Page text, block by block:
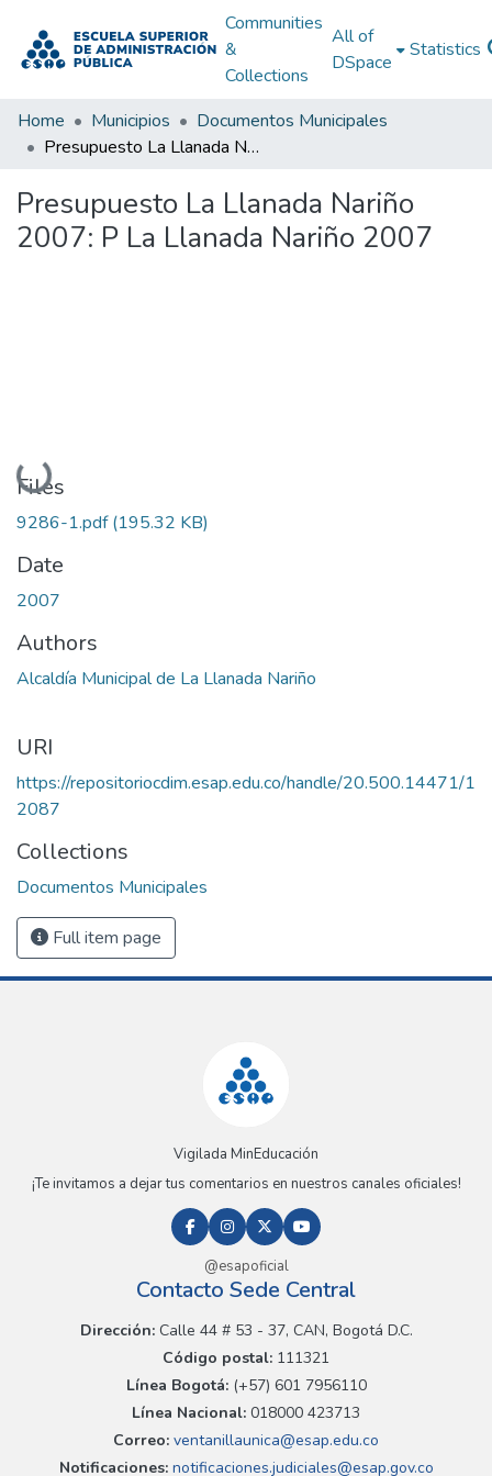
Communities
&
Collections
All of
DSpace
Statistics
Home Municipios
Documentos Municipales
Presupuesto La Llanada Nariño 2007: P La Llanada Nariño 2007
Presupuesto La Llanada Nariño
2007: P La Llanada Nariño 2007
Loading...
Files
9286-1.pdf(195.32 KB)
Date
2007
Authors
Alcaldía Municipal de La Llanada Nariño
URI
https://repositoriocdim.esap.edu.co/handle/20.500.14471/1
2087
Collections
Documentos Municipales
Full item page
Vigilada MinEducación
¡Te invitamos a dejar tus comentarios en nuestros canales oficiales!
@esapoficial
Contacto Sede Central
Dirección:Calle 44 # 53 - 37, CAN, Bogotá D.C.
Código postal: 111321
Línea Bogotá:(+57) 601 7956110
Línea Nacional: 018000 423713
Correo: ventanillaunica@esap.edu.co
Notificaciones:notificaciones.judiciales@esap.gov.co